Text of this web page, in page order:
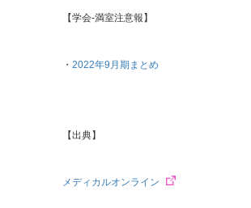
【学会-満室注意報】
・ 2022年9月期まとめ
【出典】
メディカルオンライン